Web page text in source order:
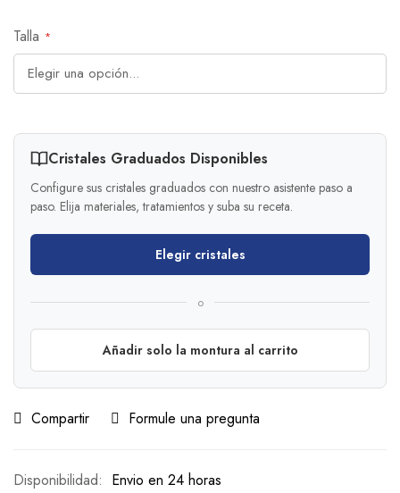
Talla
Cristales Graduados Disponibles
Configure sus cristales graduados con nuestro asistente paso a
paso. Elija materiales, tratamientos y suba su receta.
Elegir cristales
o
Añadir solo la montura al carrito
Compartir Formule una pregunta
Envio en 24 horas